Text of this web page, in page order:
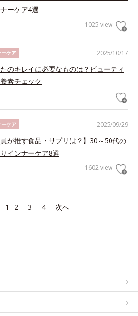
ーケア4選
1025 view
2025/10/17
ーケア
のキレイに必要なものは？ビューティ
素チェック
2025/09/29
ーケア
員が推す食品・サプリは？】30～50代の
インナーケア8選
1602 view
1 2 3 4 次へ